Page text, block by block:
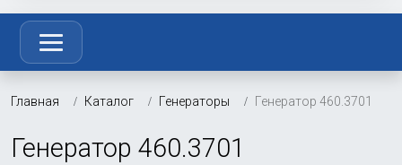
Главная Каталог Генераторы Генератор 460.3701
Генератор 460.3701